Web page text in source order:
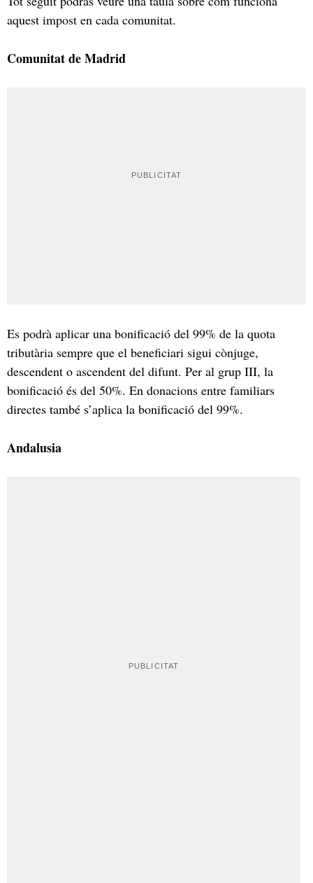
aquest impost en cada comunitat.
Comunitat de Madrid
Es podrà aplicar una bonificació del 99% de la quota
tributària sempre que el beneficiari sigui cònjuge,
descendent o ascendent del difunt. Per al grup III, la
bonificació és del 50%. En donacions entre familiars
directes també s’aplica la bonificació del 99%.
Andalusia